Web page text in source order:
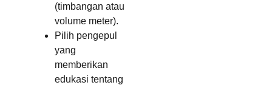
(timbangan atau
volume meter).
Pilih pengepul
yang
memberikan
edukasi tentang